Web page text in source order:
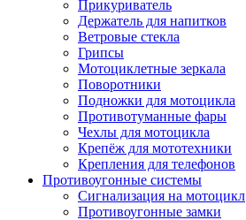
Прикуриватель
Держатель для напитков
Ветровые стекла
Грипсы
Мотоциклетные зеркала
Поворотники
Подножки для мотоцикла
Противотуманные фары
Чехлы для мотоцикла
Крепёж для мототехники
Крепления для телефонов
Противоугонные системы
Сигнализация на мотоцикл
Противоугонные замки